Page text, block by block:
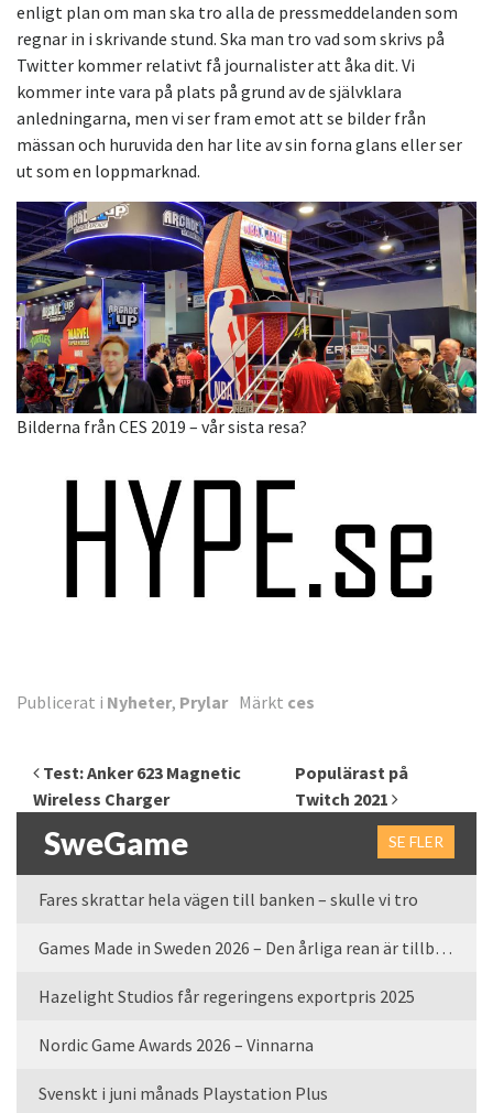
enligt plan om man ska tro alla de pressmeddelanden som
regnar in i skrivande stund. Ska man tro vad som skrivs på
Twitter kommer relativt få journalister att åka dit. Vi
kommer inte vara på plats på grund av de självklara
anledningarna, men vi ser fram emot att se bilder från
mässan och huruvida den har lite av sin forna glans eller ser
ut som en loppmarknad.
Bilderna från CES 2019 – vår sista resa?
Publicerat i Nyheter, Prylar Märkt ces
Inläggsnavigering
Test: Anker 623 Magnetic
Wireless Charger
Populärast på
Twitch 2021
SweGame SE FLER
Fares skrattar hela vägen till banken – skulle vi tro
Games Made in Sweden 2026 – Den årliga rean är tillbaka
Hazelight Studios får regeringens exportpris 2025
Nordic Game Awards 2026 – Vinnarna
Svenskt i juni månads Playstation Plus